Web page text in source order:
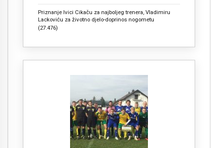
Priznanje Ivici Cikaču za najboljeg trenera, Vladimiru
Lackoviću za životno djelo-doprinos nogometu
(27.476)